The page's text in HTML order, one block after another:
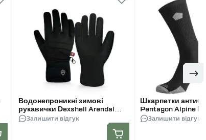
Водонепроникні зимові
рукавички Dexshell Arendal
Biking Gloves V 2.0. Чорні
Залишити відгук
Шкарпетки
Pentagon Alpine
Чорний
Залишити відгук